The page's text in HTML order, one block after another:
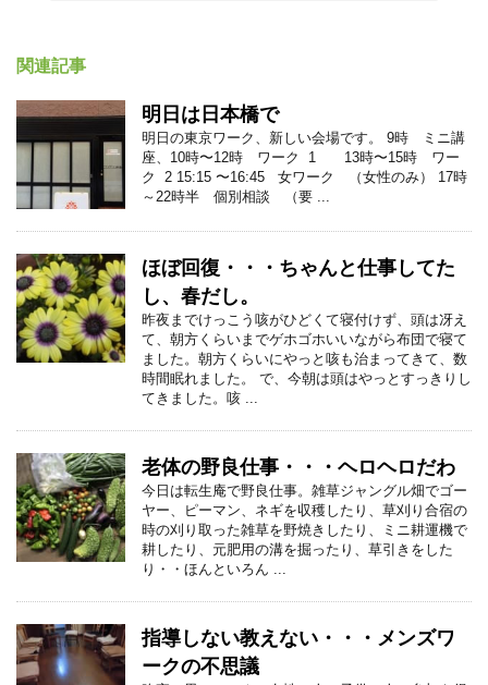
関連記事
明日は日本橋で
明日の東京ワーク、新しい会場です。 9時 ミニ講
座、10時〜12時 ワーク 1 13時〜15時 ワー
ク 2 15:15 〜16:45 女ワーク （女性のみ） 17時
～22時半 個別相談 （要 ...
ほぼ回復・・・ちゃんと仕事してた
し、春だし。
昨夜までけっこう咳がひどくて寝付けず、頭は冴え
て、朝方くらいまでゲホゴホいいながら布団で寝て
ました。朝方くらいにやっと咳も治まってきて、数
時間眠れました。 で、今朝は頭はやっとすっきりし
てきました。咳 ...
老体の野良仕事・・・ヘロヘロだわ
今日は転生庵で野良仕事。雑草ジャングル畑でゴー
ヤー、ピーマン、ネギを収穫したり、草刈り合宿の
時の刈り取った雑草を野焼きしたり、ミニ耕運機で
耕したり、元肥用の溝を掘ったり、草引きをした
り・・ほんといろん ...
指導しない教えない・・・メンズワ
ークの不思議